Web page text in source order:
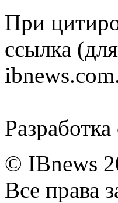
При
ссылка
© IBnews
Все права